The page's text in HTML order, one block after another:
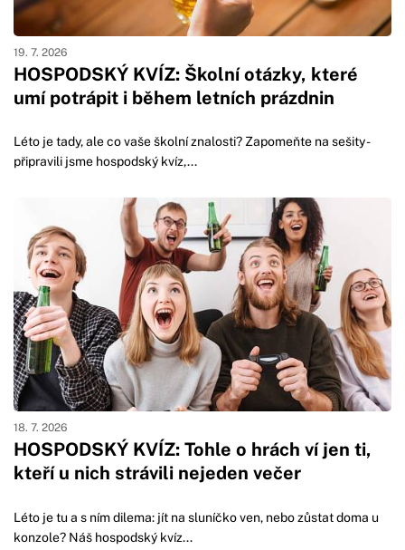
HOSPODSKÝ KVÍZ: Školní otázky, které
umí potrápit i během letních prázdnin
19. 7. 2026
Léto je tady, ale co vaše školní znalosti? Zapomeňte na sešity -
připravili jsme hospodský kvíz,...
HOSPODSKÝ KVÍZ: Tohle o hrách ví jen ti,
kteří u nich strávili nejeden večer
18. 7. 2026
Léto je tu a s ním dilema: jít na sluníčko ven, nebo zůstat doma u
konzole? Náš hospodský kvíz...